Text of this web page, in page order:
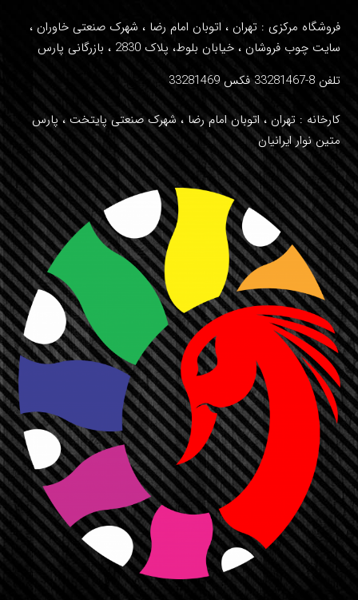
فروشگاه مرکزی : تهران ، اتوبان امام رضا ، شهرک صنعتی خاوران ،
سایت چوب فروشان ، خیابان بلوط، پلاک 2830 ، بازرگانی پارس
تلفن 8-33281467 فکس 33281469
کارخانه : تهران ، اتوبان امام رضا ، شهرک صنعتی پایتخت ، پارس
متین نوار ایرانیان